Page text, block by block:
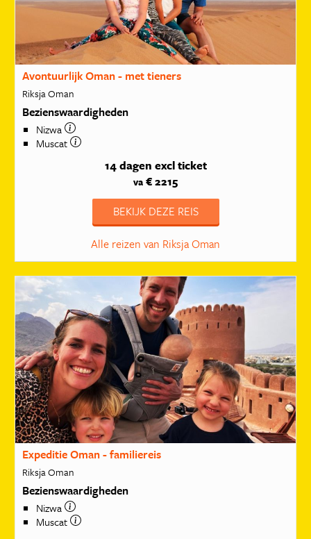
Avontuurlijk Oman - met tieners
Riksja Oman
Bezienswaardigheden
Nizwa
Muscat
14 dagen excl ticket
va € 2215
BEKIJK DEZE REIS
Alle reizen van Riksja Oman
Expeditie Oman - familiereis
Riksja Oman
Bezienswaardigheden
Nizwa
Muscat